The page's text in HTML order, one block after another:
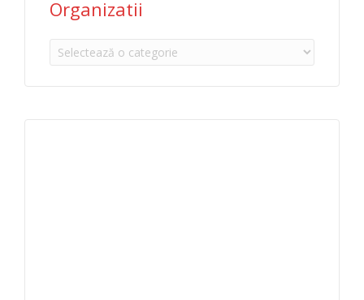
Organizatii
Organizatii